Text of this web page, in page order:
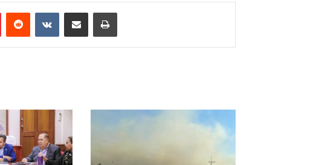
PinterestReddit VKontakteShare via Email Print